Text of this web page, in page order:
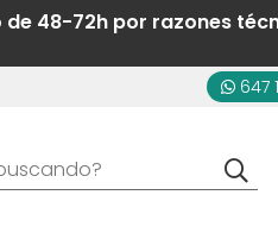
de 48-72h por razones
647